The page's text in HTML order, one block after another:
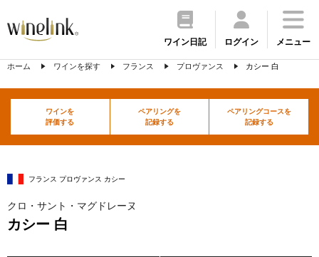
ワイン日記 ログイン メニュー
ホーム ワインを探す フランス プロヴァンス カシー 白
ワインを
評価する
ペアリングを
記録する
ペアリングコースを
記録する
フランス プロヴァンス カシー
クロ・サント・マグドレーヌ
カシー 白